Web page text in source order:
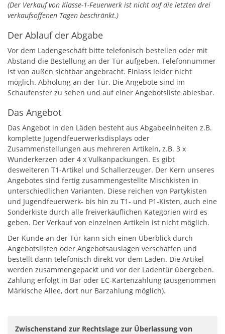
(Der Verkauf von Klasse-1-Feuerwerk ist nicht auf die letzten drei
verkaufsoffenen Tagen beschränkt.)
Der Ablauf der Abgabe
Vor dem Ladengeschäft bitte telefonisch bestellen oder mit
Abstand die Bestellung an der Tür aufgeben. Telefonnummer
ist von außen sichtbar angebracht. Einlass leider nicht
möglich. Abholung an der Tür. Die Angebote sind im
Schaufenster zu sehen und auf einer Angebotsliste ablesbar.
Das Angebot
Das Angebot in den Läden besteht aus Abgabeeinheiten z.B.
komplette Jugendfeuerwerksdisplays oder
Zusammenstellungen aus mehreren Artikeln, z.B. 3 x
Wunderkerzen oder 4 x Vulkanpackungen. Es gibt
desweiteren T1-Artikel und Schallerzeuger. Der Kern unseres
Angebotes sind fertig zusammengestellte Mischkisten in
unterschiedlichen Varianten. Diese reichen von Partykisten
und Jugendfeuerwerk- bis hin zu T1- und P1-Kisten, auch eine
Sonderkiste durch alle freiverkäuflichen Kategorien wird es
geben. Der Verkauf von einzelnen Artikeln ist nicht möglich.
Der Kunde an der Tür kann sich einen Überblick durch
Angebotslisten oder Angebotsauslagen verschaffen und
bestellt dann telefonisch direkt vor dem Laden. Die Artikel
werden zusammengepackt und vor der Ladentür übergeben.
Zahlung erfolgt in Bar oder EC-Kartenzahlung (ausgenommen
Märkische Allee, dort nur Barzahlung möglich).
Zwischenstand zur Rechtslage zur Überlassung von